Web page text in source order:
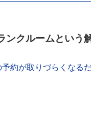
ンクルームという
約が取りづらくなる